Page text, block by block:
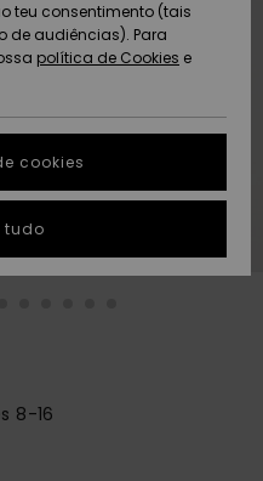
de
8-16
teu consentimento (tais
de audiências). Para
política de Cookies e
cookies
tudo